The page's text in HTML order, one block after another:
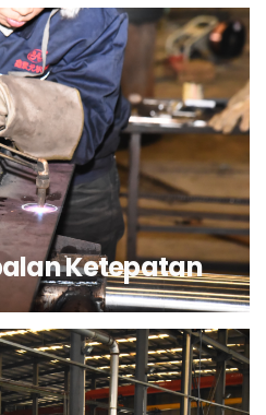
Ketepatan